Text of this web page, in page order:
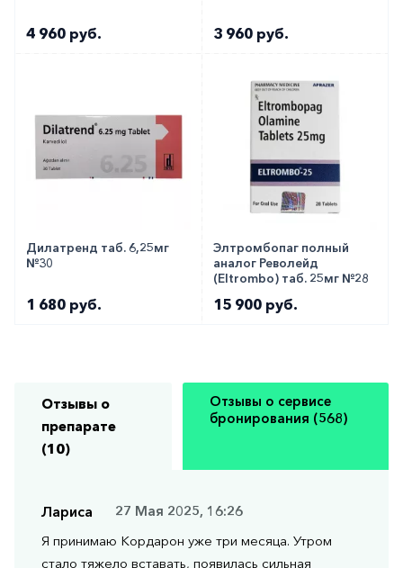
4 960 руб. 3 960 руб.
Дилатренд таб. 6,25мг
№30
1 680 руб.
Элтромбопаг полный
аналог Револейд
(Eltrombo) таб. 25мг №28
15 900 руб.
Отзывы о
препарате
(10)
Отзывы о сервисе
бронирования (568)
Лариса
27 Мая 2025, 16:26
Я принимаю Кордарон уже три месяца. Утром
стало тяжело вставать, появилась сильная